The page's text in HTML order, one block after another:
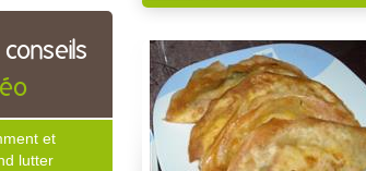
conseils
et
lutter